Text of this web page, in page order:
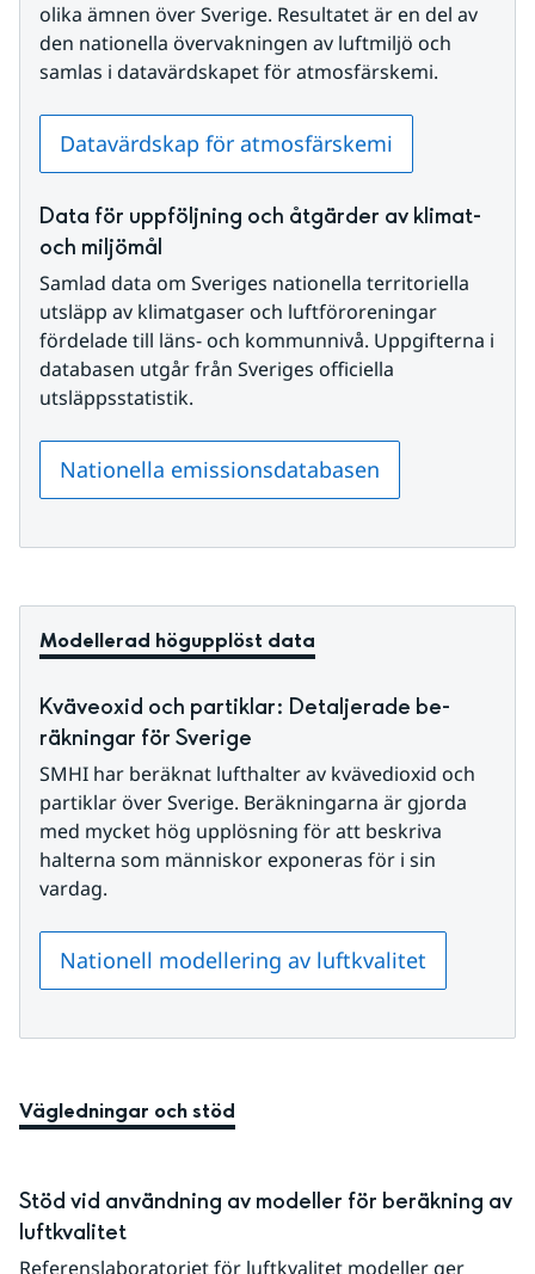
olika ämnen över Sverige. Resultatet är en del av
den nationella övervakningen av luftmiljö och
samlas i datavärdskapet för atmosfärskemi.
Datavärdskap för atmosfärskemi
Data för uppföljning och åtgärder av klimat-
och miljömål
Samlad data om Sveriges nationella territoriella
utsläpp av klimatgaser och luftföroreningar
fördelade till läns- och kommunnivå. Uppgifterna i
databasen utgår från Sveriges officiella
utsläppsstatistik.
Nationella emissionsdatabasen
Modellerad högupplöst data
Kväveoxid och partiklar: Detaljerade be­
räkningar för Sverige
SMHI har beräknat lufthalter av kvävedioxid och
partiklar över Sverige. Beräkningarna är gjorda
med mycket hög upplösning för att beskriva
halterna som människor exponeras för i sin
vardag.
Nationell modellering av luftkvalitet
Vägledningar och stöd
Stöd vid användning av modeller för beräkning av
luftkvalitet
Referenslaboratoriet för luftkvalitet modeller ger